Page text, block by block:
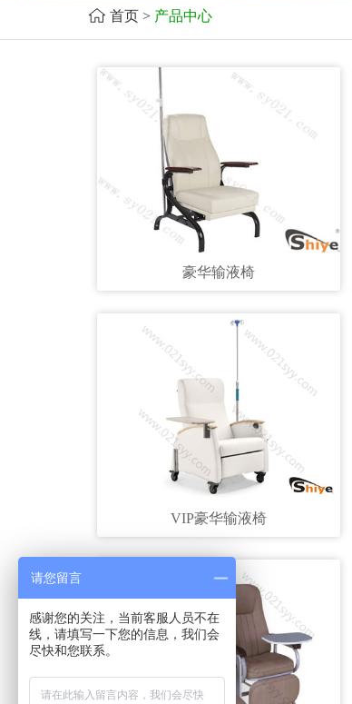
首页 > 产品中心
豪华输液椅
VIP豪华输液椅
请您留言
感谢您的关注，当前客服人员不在
线，请填写一下您的信息，我们会
尽快和您联系。